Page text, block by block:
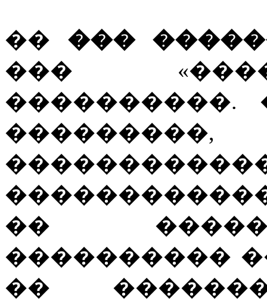
�� ���
���
����������.
��
����������
��